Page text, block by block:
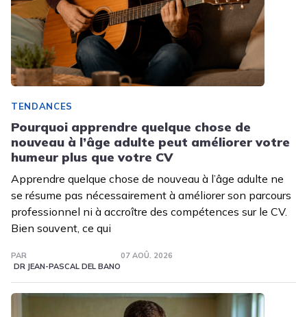
TENDANCES
Pourquoi apprendre quelque chose de
nouveau à l’âge adulte peut améliorer votre
humeur plus que votre CV
Apprendre quelque chose de nouveau à l’âge adulte ne
se résume pas nécessairement à améliorer son parcours
professionnel ni à accroître des compétences sur le CV.
Bien souvent, ce qui
PAR
DR JEAN-PASCAL DEL BANO
07 AOÛ. 2026